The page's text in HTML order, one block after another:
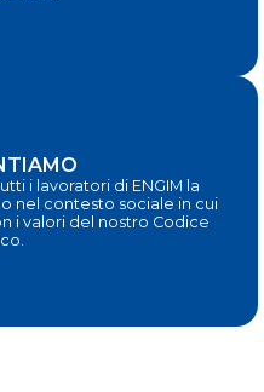
i lavoratori di ENGIM la
nel contesto sociale in cui
i valori del nostro Codice